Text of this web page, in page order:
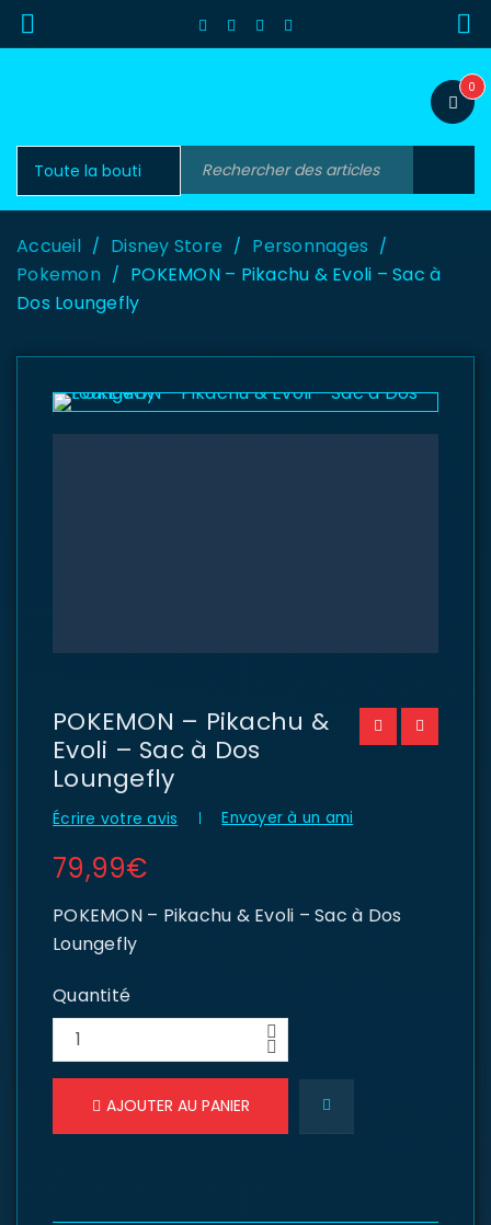
0
Accueil / Disney Store / Personnages /
Pokemon / POKEMON – Pikachu & Evoli – Sac à
Dos Loungefly
POKEMON – Pikachu &
Evoli – Sac à Dos
Loungefly
Écrire votre avis Envoyer à un ami
79,99€
POKEMON – Pikachu & Evoli – Sac à Dos
Loungefly
Quantité
AJOUTER AU PANIER